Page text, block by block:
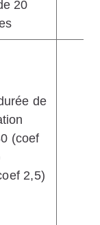
20
de
(coef
2,5)